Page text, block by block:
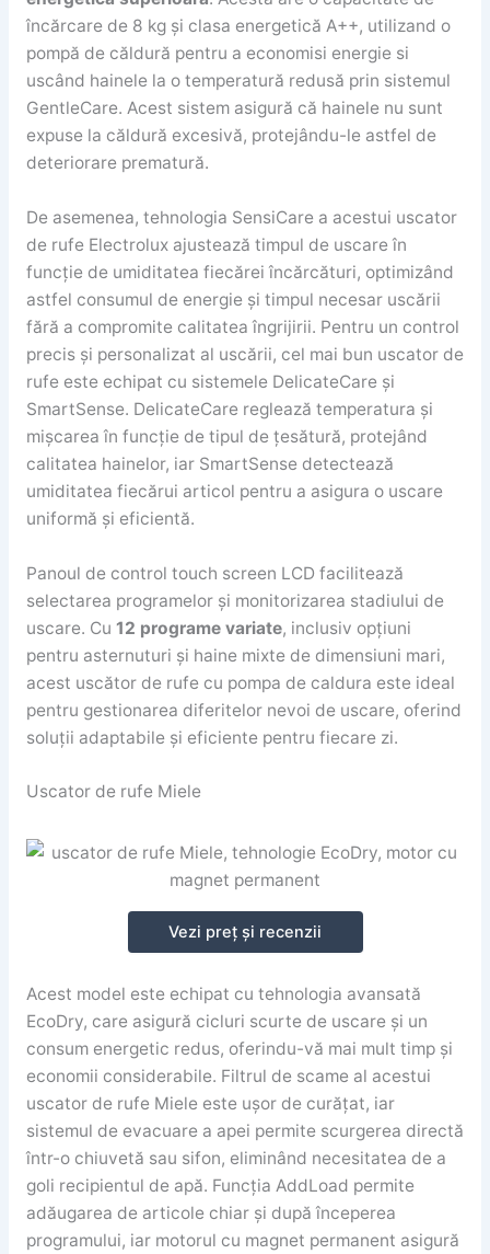
încărcare de 8 kg și clasa energetică A++, utilizand o
pompă de căldură pentru a economisi energie si
uscând hainele la o temperatură redusă prin sistemul
GentleCare. Acest sistem asigură că hainele nu sunt
expuse la căldură excesivă, protejându-le astfel de
deteriorare prematură.
De asemenea, tehnologia SensiCare a acestui uscator
de rufe Electrolux ajustează timpul de uscare în
funcție de umiditatea fiecărei încărcături, optimizând
astfel consumul de energie și timpul necesar uscării
fără a compromite calitatea îngrijirii. Pentru un control
precis și personalizat al uscării, cel mai bun uscator de
rufe este echipat cu sistemele DelicateCare și
SmartSense. DelicateCare reglează temperatura și
mișcarea în funcție de tipul de țesătură, protejând
calitatea hainelor, iar SmartSense detectează
umiditatea fiecărui articol pentru a asigura o uscare
uniformă și eficientă.
Panoul de control touch screen LCD facilitează
selectarea programelor și monitorizarea stadiului de
uscare. Cu 12 programe variate, inclusiv opțiuni
pentru asternuturi și haine mixte de dimensiuni mari,
acest uscător de rufe cu pompa de caldura este ideal
pentru gestionarea diferitelor nevoi de uscare, oferind
soluții adaptabile și eficiente pentru fiecare zi.
Uscator de rufe Miele
Vezi preț și recenzii
Acest model este echipat cu tehnologia avansată
EcoDry, care asigură cicluri scurte de uscare și un
consum energetic redus, oferindu-vă mai mult timp și
economii considerabile. Filtrul de scame al acestui
uscator de rufe Miele este ușor de curățat, iar
sistemul de evacuare a apei permite scurgerea directă
într-o chiuvetă sau sifon, eliminând necesitatea de a
goli recipientul de apă. Funcția AddLoad permite
adăugarea de articole chiar și după începerea
programului, iar motorul cu magnet permanent asigură